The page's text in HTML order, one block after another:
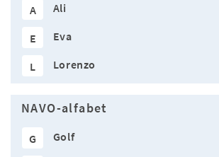
A Ali
E Eva
L Lorenzo
NAVO-alfabet
G Golf